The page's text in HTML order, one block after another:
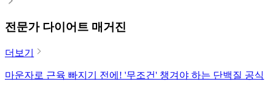
전문가 다이어트 매거진
더보기
마운자로 근육 빠지기 전에! '무조건' 챙겨야 하는 단백질 공식